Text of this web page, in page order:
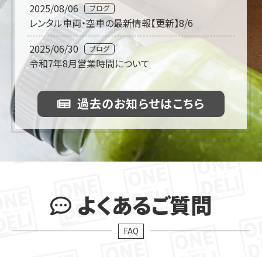
2025/08/06
ブログ
レンタル車両・空車の最新情報【更新】8/6
2025/06/30
ブログ
令和7年8月営業時間について
過去のお知らせはこちら
よくあるご質問
FAQ